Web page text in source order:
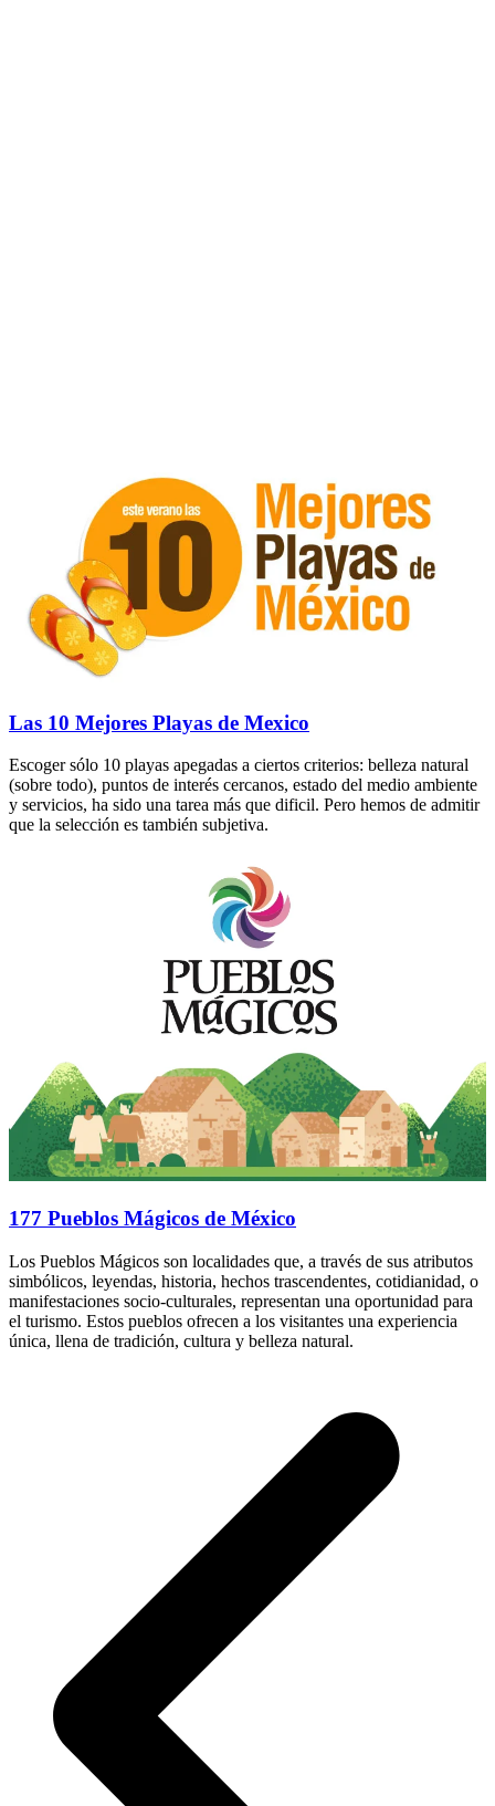
Las 10 Mejores Playas de Mexico
Escoger sólo 10 playas apegadas a ciertos criterios: belleza natural
(sobre todo), puntos de interés cercanos, estado del medio ambiente
y servicios, ha sido una tarea más que dificil. Pero hemos de admitir
que la selección es también subjetiva.
177 Pueblos Mágicos de México
Los Pueblos Mágicos son localidades que, a través de sus atributos
simbólicos, leyendas, historia, hechos trascendentes, cotidianidad, o
manifestaciones socio-culturales, representan una oportunidad para
el turismo. Estos pueblos ofrecen a los visitantes una experiencia
única, llena de tradición, cultura y belleza natural.